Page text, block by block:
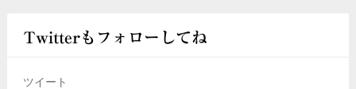
Twitterもフォローしてね
ツイート